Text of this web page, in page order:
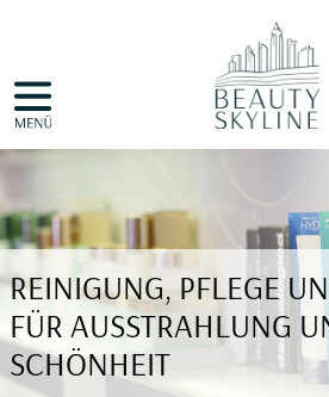
NAVIGATION
VALMONT
MENARD
MEDER
COSNOBELL
PROBIO DERM・INFO
BELLEFONTAINE
DERMALOGICA
EVA GARDEN
APHRO CELINA
ANGEBOTE
REINIGUNG, PFLEGE
FÜR AUSSTRAHLUNG
SCHÖNHEIT